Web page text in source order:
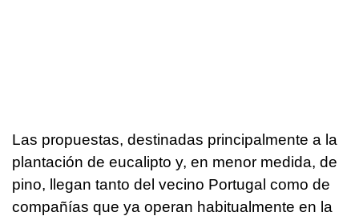
Las propuestas, destinadas principalmente a la
plantación de eucalipto y, en menor medida, de
pino, llegan tanto del vecino Portugal como de
compañías que ya operan habitualmente en la